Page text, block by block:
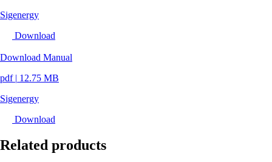
Sigenergy
Download
Download Manual
pdf | 12.75 MB
Sigenergy
Download
Related products